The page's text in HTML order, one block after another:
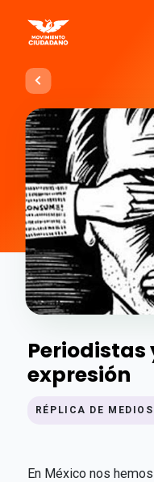
expresión
RÉPLICA DE MEDIOS
En México nos